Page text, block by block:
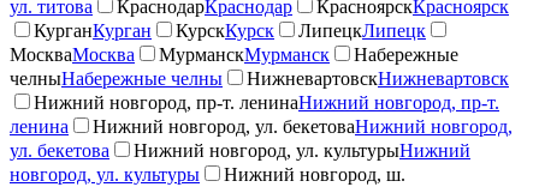
ул. титова
КраснодарКраснодар КрасноярскКрасноярск
КурганКурган КурскКурск ЛипецкЛипецк
МоскваМосква МурманскМурманск
Набережные
челныНабережные челны НижневартовскНижневартовск
Нижний новгород, пр-т. ленинаНижний новгород, пр-т.
ленина
Нижний новгород, ул. бекетоваНижний новгород,
ул. бекетова
Нижний новгород, ул. культурыНижний
новгород, ул. культуры
Нижний новгород, ш.